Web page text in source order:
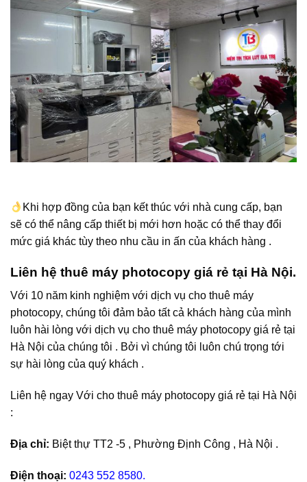
Khi hợp đồng của bạn kết thúc với nhà cung cấp, bạn
sẽ có thể nâng cấp thiết bị mới hơn hoặc có thể thay đổi
mức giá khác tùy theo nhu cầu in ấn của khách hàng .
Liên hệ thuê máy photocopy giá rẻ tại Hà Nội.
Với 10 năm kinh nghiệm với dịch vụ cho thuê máy
photocopy, chúng tôi đảm bảo tất cả khách hàng của mình
luôn hài lòng với dịch vụ cho thuê máy photocopy giá rẻ tại
Hà Nội của chúng tôi . Bởi vì chúng tôi luôn chú trọng tới
sự hài lòng của quý khách .
Liên hệ ngay Với cho thuê máy photocopy giá rẻ tại Hà Nội
:
Địa chỉ: Biệt thự TT2 -5 , Phường Định Công , Hà Nội .
Điện thoại: 0243 552 8580.